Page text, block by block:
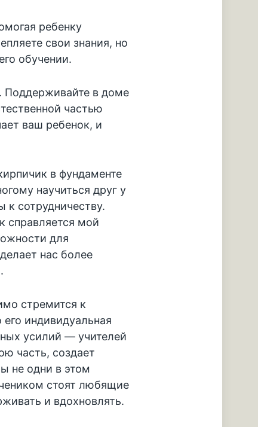
ребенку
свои знания, но
обучении.
. Поддерживайте в доме
частью
ваш ребенок, и
в фундаменте
научиться друг у
к сотрудничеству.
справляется мой
для
нас более
стремится к
индивидуальная
усилий — учителей
часть, создает
не одни в этом
стоят любящие
и вдохновлять.